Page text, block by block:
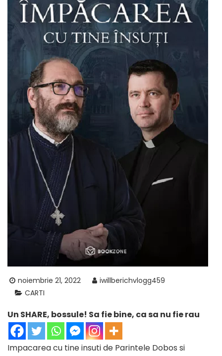
noiembrie 21, 2022
iwillberichvlogg459
CARTI
Un SHARE, bossule! Sa fie bine, ca sa nu fie rau
Impacarea cu tine insuti de Parintele Dobos si